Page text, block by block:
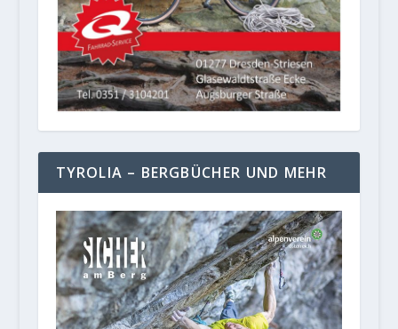
TYROLIA – BERGBÜCHER UND MEHR